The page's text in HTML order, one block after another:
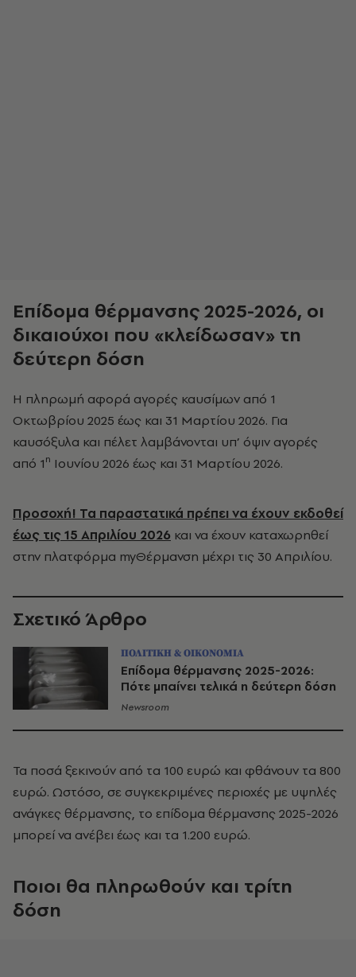
Επίδομα θέρμανσης 2025-2026, οι
δικαιούχοι που «κλείδωσαν» τη
δεύτερη δόση
Η πληρωμή αφορά αγορές καυσίμων από 1
Οκτωβρίου 2025 έως και 31 Μαρτίου 2026. Για
καυσόξυλα και πέλετ λαμβάνονται υπ’ όψιν αγορές
από 1η Ιουνίου 2026 έως και 31 Μαρτίου 2026.
Προσοχή! Τα παραστατικά πρέπει να έχουν εκδοθεί
έως τις 15 Απριλίου 2026 και να έχουν καταχωρηθεί
στην πλατφόρμα myΘέρμανση μέχρι τις 30 Απριλίου.
Σχετικό Άρθρο
ΠΟΛΙΤΙΚΗ & ΟΙΚΟΝΟΜΙΑ
Επίδομα θέρμανσης 2025-2026:
Πότε μπαίνει τελικά η δεύτερη δόση
Newsroom
Τα ποσά ξεκινούν από τα 100 ευρώ και φθάνουν τα 800
ευρώ. Ωστόσο, σε συγκεκριμένες περιοχές με υψηλές
ανάγκες θέρμανσης, το επίδομα θέρμανσης 2025-2026
μπορεί να ανέβει έως και τα 1.200 ευρώ.
Ποιοι θα πληρωθούν και τρίτη
δόση